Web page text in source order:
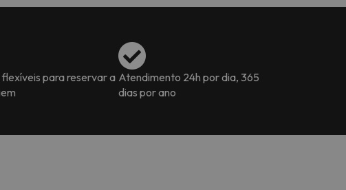
para reservar a Atendimento 24h por dia, 365
dias por ano